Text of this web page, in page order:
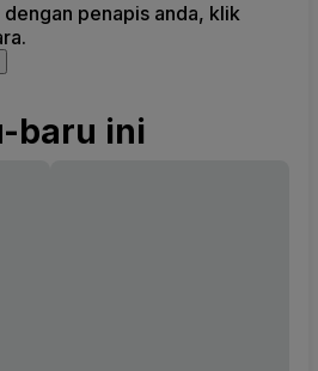
penapis anda, klik
baru ini